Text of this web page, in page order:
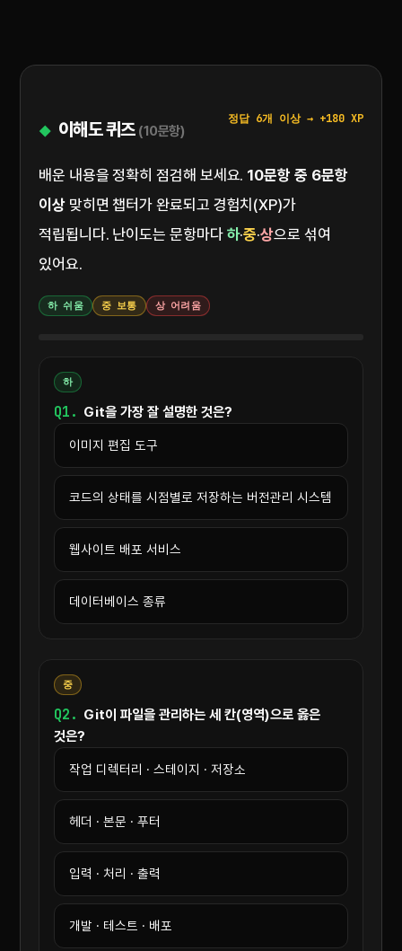
이해도 퀴즈 (10문항)
정답 6개 이상 → +180 XP
배운 내용을 정확히 점검해 보세요. 10문항 중 6문항
이상맞히면 챕터가 완료되고 경험치(XP)가
적립됩니다. 난이도는 문항마다 하·중·상으로 섞여
있어요.
하 쉬움 중 보통 상 어려움
하
Q1. Git을 가장 잘 설명한 것은?
이미지 편집 도구
코드의 상태를 시점별로 저장하는 버전관리 시스템
웹사이트 배포 서비스
데이터베이스 종류
중
Q2. Git이 파일을 관리하는 세 칸(영역)으로 옳은
것은?
작업 디렉터리 · 스테이지 · 저장소
헤더 · 본문 · 푸터
입력 · 처리 · 출력
개발 · 테스트 · 배포